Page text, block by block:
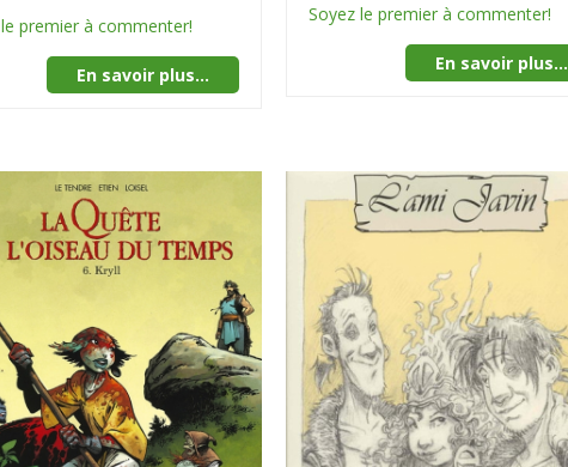
premier à commenter!
En savoir plus...
Soyez le premier à commenter!
En savoir plus...